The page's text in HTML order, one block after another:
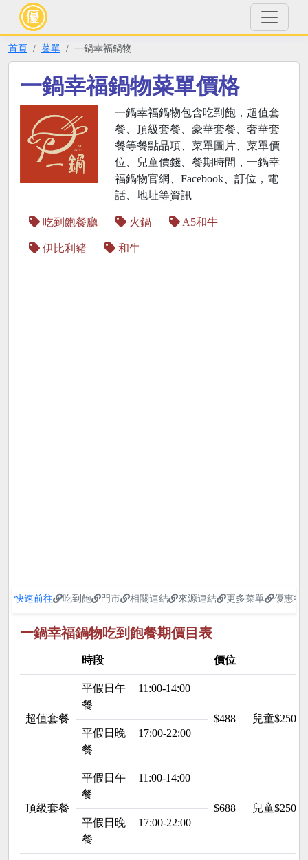
首頁 菜單 一鍋幸福鍋物
一鍋幸福鍋物菜單價格
一鍋幸福鍋物包含吃到飽，超值套
餐、頂級套餐、豪華套餐、奢華套
餐等餐點品項、菜單圖片、菜單價
位、兒童價錢、餐期時間，一鍋幸
福鍋物官網、Facebook、訂位，電
話、地址等資訊
吃到飽餐廳 火鍋 A5和牛
伊比利豬 和牛
快速前往 吃到飽 門市 相關連結 來源連結 更多菜單 優惠餐
一鍋幸福鍋物吃到飽餐期價目表
時段 價位
超值套餐
平假日午
餐
11:00-14:00
$488
兒童$250
平假日晚
餐
17:00-22:00
頂級套餐
平假日午
餐
11:00-14:00
$688
兒童$250
平假日晚
餐
17:00-22:00